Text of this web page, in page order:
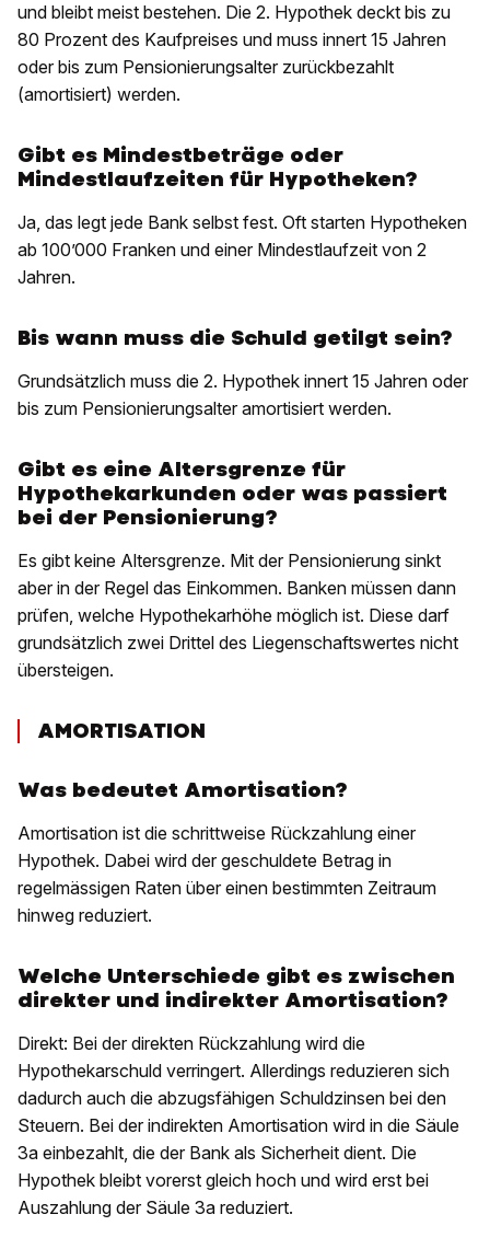
und bleibt meist bestehen. Die 2. Hypothek deckt bis zu
80 Prozent des Kaufpreises und muss innert 15 Jahren
oder bis zum Pensionierungsalter zurückbezahlt
(amortisiert) werden.
Gibt es Mindestbeträge oder
Mindestlaufzeiten für Hypotheken?
Ja, das legt jede Bank selbst fest. Oft starten Hypotheken
ab 100’000 Franken und einer Mindestlaufzeit von 2
Jahren.
Bis wann muss die Schuld getilgt sein?
Grundsätzlich muss die 2. Hypothek innert 15 Jahren oder
bis zum Pensionierungsalter amortisiert werden.
Gibt es eine Altersgrenze für
Hypothekarkunden oder was passiert
bei der Pensionierung?
Es gibt keine Altersgrenze. Mit der Pensionierung sinkt
aber in der Regel das Einkommen. Banken müssen dann
prüfen, welche Hypothekarhöhe möglich ist. Diese darf
grundsätzlich zwei Drittel des Liegenschaftswertes nicht
übersteigen.
AMORTISATION
Was bedeutet Amortisation?
Amortisation ist die schrittweise Rückzahlung einer
Hypothek. Dabei wird der geschuldete Betrag in
regelmässigen Raten über einen bestimmten Zeitraum
hinweg reduziert.
Welche Unterschiede gibt es zwischen
direkter und indirekter Amortisation?
Direkt: Bei der direkten Rückzahlung wird die
Hypothekarschuld verringert. Allerdings reduzieren sich
dadurch auch die abzugsfähigen Schuldzinsen bei den
Steuern. Bei der indirekten Amortisation wird in die Säule
3a einbezahlt, die der Bank als Sicherheit dient. Die
Hypothek bleibt vorerst gleich hoch und wird erst bei
Auszahlung der Säule 3a reduziert.